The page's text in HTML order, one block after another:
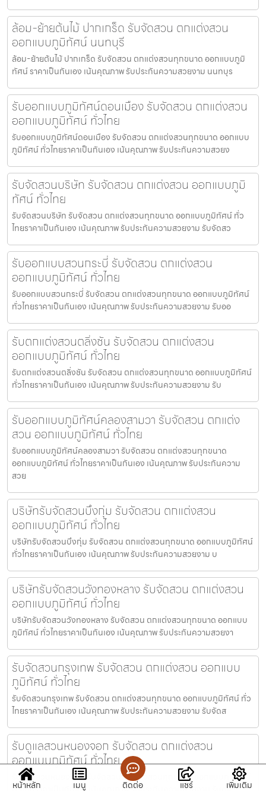
ล้อม-ย้ายต้นไม้ ปากเกร็ด รับจัดสวน ตกแต่งสวน
ออกแบบภูมิทัศน์ นนทบุรี
ล้อม-ย้ายต้นไม้ ปากเกร็ด รับจัดสวน ตกแต่งสวนทุกขนาด ออกแบบภูมิ
ทัศน์ ราคาเป็นกันเอง เน้นคุณภาพ รับประกันความสวยงาม นนทบุร
รับออกแบบภูมิทัศน์ดอนเมือง รับจัดสวน ตกแต่งสวน
ออกแบบภูมิทัศน์ ทั่วไทย
รับออกแบบภูมิทัศน์ดอนเมือง รับจัดสวน ตกแต่งสวนทุกขนาด ออกแบบ
ภูมิทัศน์ ทั่วไทยราคาเป็นกันเอง เน้นคุณภาพ รับประกันความสวยง
รับจัดสวนบริษัท รับจัดสวน ตกแต่งสวน ออกแบบภูมิ
ทัศน์ ทั่วไทย
รับจัดสวนบริษัท รับจัดสวน ตกแต่งสวนทุกขนาด ออกแบบภูมิทัศน์ ทั่ว
ไทยราคาเป็นกันเอง เน้นคุณภาพ รับประกันความสวยงาม รับจัดสว
รับออกแบบสวนกระบี่ รับจัดสวน ตกแต่งสวน
ออกแบบภูมิทัศน์ ทั่วไทย
รับออกแบบสวนกระบี่ รับจัดสวน ตกแต่งสวนทุกขนาด ออกแบบภูมิทัศน์
ทั่วไทยราคาเป็นกันเอง เน้นคุณภาพ รับประกันความสวยงาม รับออ
รับตกแต่งสวนตลิ่งชัน รับจัดสวน ตกแต่งสวน
ออกแบบภูมิทัศน์ ทั่วไทย
รับตกแต่งสวนตลิ่งชัน รับจัดสวน ตกแต่งสวนทุกขนาด ออกแบบภูมิทัศน์
ทั่วไทยราคาเป็นกันเอง เน้นคุณภาพ รับประกันความสวยงาม รับ
รับออกแบบภูมิทัศน์คลองสามวา รับจัดสวน ตกแต่ง
สวน ออกแบบภูมิทัศน์ ทั่วไทย
รับออกแบบภูมิทัศน์คลองสามวา รับจัดสวน ตกแต่งสวนทุกขนาด
ออกแบบภูมิทัศน์ ทั่วไทยราคาเป็นกันเอง เน้นคุณภาพ รับประกันความ
สวย
บริษัทรับจัดสวนบึงกุ่ม รับจัดสวน ตกแต่งสวน
ออกแบบภูมิทัศน์ ทั่วไทย
บริษัทรับจัดสวนบึงกุ่ม รับจัดสวน ตกแต่งสวนทุกขนาด ออกแบบภูมิทัศน์
ทั่วไทยราคาเป็นกันเอง เน้นคุณภาพ รับประกันความสวยงาม บ
บริษัทรับจัดสวนวังทองหลาง รับจัดสวน ตกแต่งสวน
ออกแบบภูมิทัศน์ ทั่วไทย
บริษัทรับจัดสวนวังทองหลาง รับจัดสวน ตกแต่งสวนทุกขนาด ออกแบบ
ภูมิทัศน์ ทั่วไทยราคาเป็นกันเอง เน้นคุณภาพ รับประกันความสวยงา
รับจัดสวนกรุงเทพ รับจัดสวน ตกแต่งสวน ออกแบบ
ภูมิทัศน์ ทั่วไทย
รับจัดสวนกรุงเทพ รับจัดสวน ตกแต่งสวนทุกขนาด ออกแบบภูมิทัศน์ ทั่ว
ไทยราคาเป็นกันเอง เน้นคุณภาพ รับประกันความสวยงาม รับจัดส
รับดูแลสวนหนองจอก รับจัดสวน ตกแต่งสวน
ออกแบบภูมิทัศน์ ทั่วไทย
รับดูแลสวนหนองจอก รับจัดสวน ตกแต่งสวนทุกขนาด ออกแบบภูมิทัศน์
หน้าหลัก เมนู ติดต่อ แชร์ เพิ่มเติม